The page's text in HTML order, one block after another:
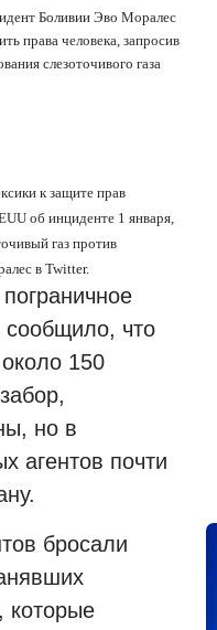
Боливии Эво Моралес
права человека, запросив
слезоточивого газа
к защите прав
об инциденте 1 января,
газ против
в Twitter.
что
150
но в
агентов почти
бросали
которые